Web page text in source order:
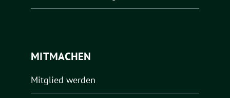
MITMACHEN
Mitglied werden